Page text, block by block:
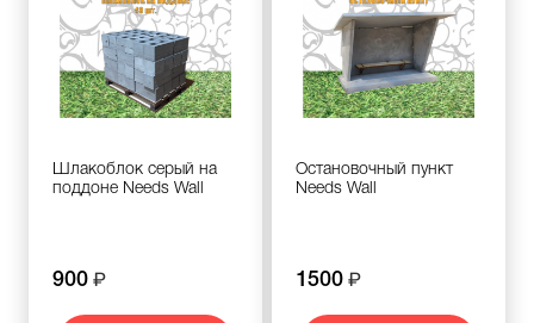
Шлакоблок серый на
поддоне Needs Wall
900
Остановочный пункт
Needs Wall
1500